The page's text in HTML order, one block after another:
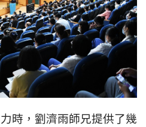
時，劉濟雨師兄提供了幾